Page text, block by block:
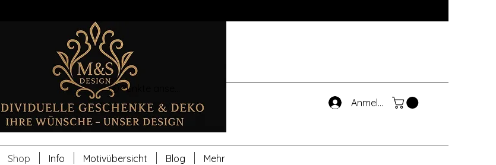
Shop Info Motivübersicht Blog Mehr
Anmelden